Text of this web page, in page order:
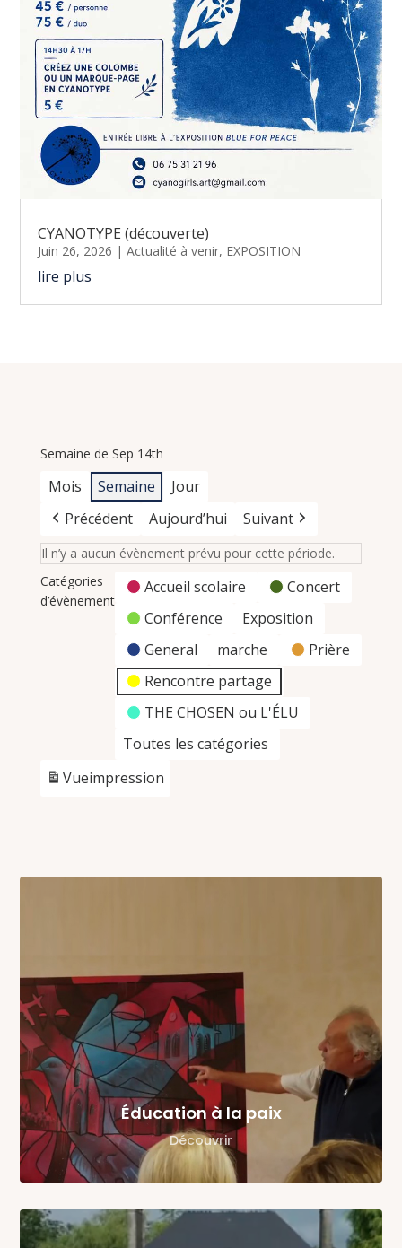
CYANOTYPE (découverte)
Juin 26, 2026 |Actualité à venir, EXPOSITION
lire plus
Semaine de Sep 14th
Mois Semaine
Jour
Précédent
Aujourd’hui Suivant
Il n’y a aucun évènement prévu pour cette période.
Catégories
d’évènement
Accueil scolaire
Concert
Conférence
Exposition
General
marche
Prière
Rencontre partage
THE CHOSEN ou L'ÉLU
Toutes les catégories
Vueimpression
Éducation à la paix
Découvrir